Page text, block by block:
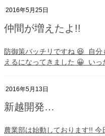
2016年5月25日
仲間が増えたよ!!
防御策バッチリですね 😆 自
えるになってきました 😀 い
2016年5月13日
新越開発…
農業部は始動しております!!